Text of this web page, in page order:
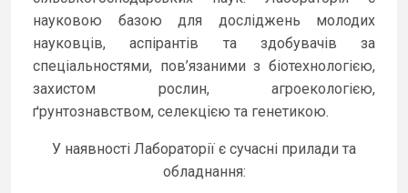
науковою базою для досліджень молодих
науковців, аспірантів та здобувачів за
спеціальностями, пов’язаними з біотехнологією,
захистом рослин, агроекологією,
ґрунтознавством, селекцією та генетикою.
У наявності Лабораторії є сучасні прилади та
обладнання: